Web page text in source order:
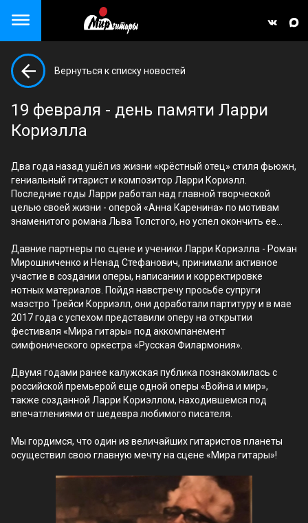
Close menu
Вернуться к списку новостей
19 февраля - день памяти Ларри
Кориэлла
Два года назад ушёл из жизни «крёстный отец» стиля фьюжн,
гениальный гитарист и композитор Ларри Кориэлл.
Последние годы Ларри работал над главной творческой
целью своей жизни - оперой «Анна Каренина» по мотивам
знаменитого романа Льва Толстого, но успел окончить ее…
Давние партнеры по сцене и ученики Ларри Кориэлла - Роман
Мирошниченко и Ненад Стефанович, принимали активное
участие в создании оперы, написании и корректировке
нотных материалов. Пойдя навстречу просьбе супруги
маэстро Трейси Корриэлл, они доработали партитуру и в мае
2017 года с успехом представили оперу на открытии
фестиваля «Мира гитары» под аккомпанемент
симфонического оркестра «Русская Филармония».
Двумя годами ранее калужская публика познакомилась c
российской премьерой еще одной оперы «Война и мир»,
также созданной Ларри Кориэллом, находившемся под
впечатлениями от шедевра любимого писателя.
Мы гордимся, что один из величайших гитаристов планеты
осуществил свою главную мечту на сцене «Мира гитары»!